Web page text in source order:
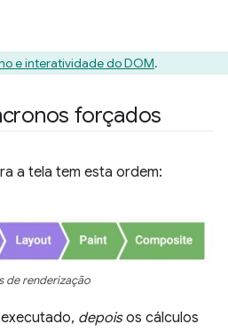
e interatividade do DOM.
forçados
a tela tem esta ordem:
de renderização
depoisos cálculos